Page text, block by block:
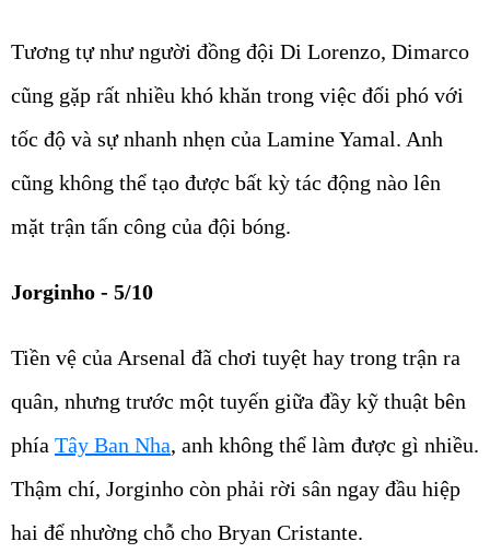
Tương tự như người đồng đội Di Lorenzo, Dimarco
cũng gặp rất nhiều khó khăn trong việc đối phó với
tốc độ và sự nhanh nhẹn của Lamine Yamal. Anh
cũng không thể tạo được bất kỳ tác động nào lên
mặt trận tấn công của đội bóng.
Jorginho - 5/10
Tiền vệ của Arsenal đã chơi tuyệt hay trong trận ra
quân, nhưng trước một tuyến giữa đầy kỹ thuật bên
phía Tây Ban Nha, anh không thể làm được gì nhiều.
Thậm chí, Jorginho còn phải rời sân ngay đầu hiệp
hai để nhường chỗ cho Bryan Cristante.